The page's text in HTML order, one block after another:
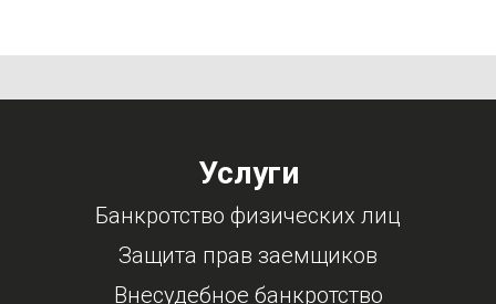
Услуги
Банкротство физических лиц
Защита прав заемщиков
Внесудебное банкротство